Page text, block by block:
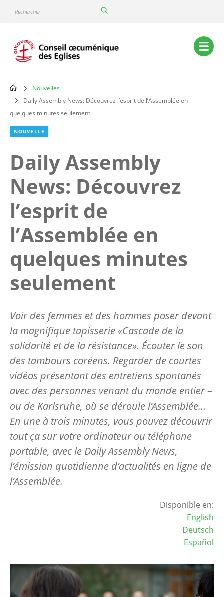
content
Rechercher
Main
navigation
Breadcrumb
Nouvelles
Daily Assembly News: Découvrez l’esprit de l’Assemblée en
quelques minutes seulement
NOUVELLE
Daily Assembly
News: Découvrez
l’esprit de
l’Assemblée en
quelques minutes
seulement
Voir des femmes et des hommes poser devant
la magnifique tapisserie «Cascade de la
solidarité et de la résistance». Écouter le son
des tambours coréens. Regarder de courtes
vidéos présentant des entretiens spontanés
avec des personnes venant du monde entier –
ou de Karlsruhe, où se déroule l’Assemblée…
En une à trois minutes, vous pouvez découvrir
tout ça sur votre ordinateur ou téléphone
portable, avec le Daily Assembly News,
l’émission quotidienne d’actualités en ligne de
l’Assemblée.
Disponible en:
English
Deutsch
Español
Image